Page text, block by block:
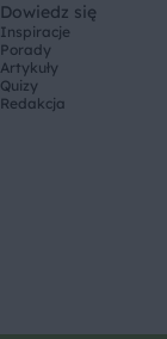
Dowiedz się
Inspiracje
Porady
Artykuły
Quizy
Redakcja